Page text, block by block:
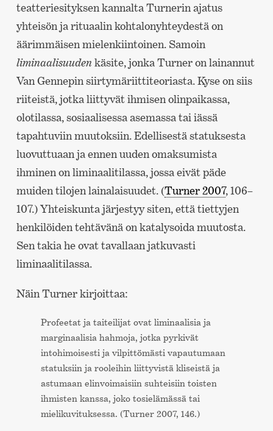
teatteriesityksen kannalta Turnerin ajatus
yhteisön ja rituaalin kohtalonyhteydestä on
äärimmäisen mielenkiintoinen. Samoin
liminaalisuuden käsite, jonka Turner on lainannut
Van Gennepin siirtymäriittiteoriasta. Kyse on siis
riiteistä, jotka liittyvät ihmisen olinpaikassa,
olotilassa, sosiaalisessa asemassa tai iässä
tapahtuviin muutoksiin. Edellisestä statuksesta
luovuttuaan ja ennen uuden omaksumista
ihminen on liminaalitilassa, jossa eivät päde
muiden tilojen lainalaisuudet. (Turner 2007, 106–
107.) Yhteiskunta järjestyy siten, että tiettyjen
henkilöiden tehtävänä on katalysoida muutosta.
Sen takia he ovat tavallaan jatkuvasti
liminaalitilassa.
Näin Turner kirjoittaa:
Profeetat ja taiteilijat ovat liminaalisia ja
marginaalisia hahmoja, jotka pyrkivät
intohimoisesti ja vilpittömästi vapautumaan
statuksiin ja rooleihin liittyvistä kliseistä ja
astumaan elinvoimaisiin suhteisiin toisten
ihmisten kanssa, joko tosielämässä tai
mielikuvituksessa. (Turner 2007, 146.)